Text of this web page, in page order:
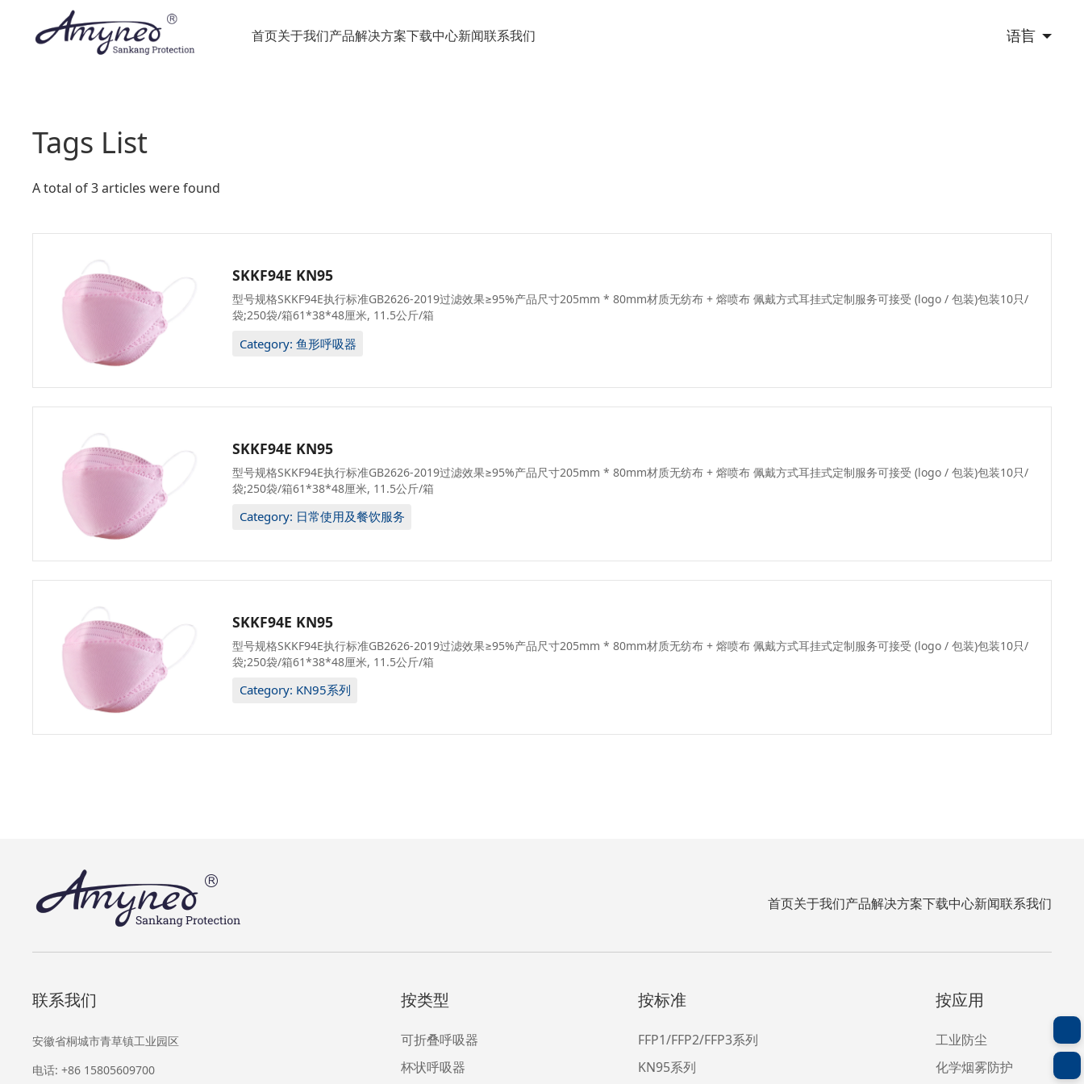
首页关于我们产品解决方案下载中心新闻联系我们 语言
Tags List
A total of 3 articles were found
SKKF94E KN95
型号规格SKKF94E执行标准GB2626-2019过滤效果≥95%产品尺寸205mm * 80mm材质无纺布 + 熔喷布 佩戴方式耳挂式定制服务可接受 (logo / 包装)包装10只/
袋;250袋/箱61*38*48厘米, 11.5公斤/箱
Category: 鱼形呼吸器
SKKF94E KN95
型号规格SKKF94E执行标准GB2626-2019过滤效果≥95%产品尺寸205mm * 80mm材质无纺布 + 熔喷布 佩戴方式耳挂式定制服务可接受 (logo / 包装)包装10只/
袋;250袋/箱61*38*48厘米, 11.5公斤/箱
Category: 日常使用及餐饮服务
SKKF94E KN95
型号规格SKKF94E执行标准GB2626-2019过滤效果≥95%产品尺寸205mm * 80mm材质无纺布 + 熔喷布 佩戴方式耳挂式定制服务可接受 (logo / 包装)包装10只/
袋;250袋/箱61*38*48厘米, 11.5公斤/箱
Category: KN95系列
首页关于我们产品解决方案下载中心新闻联系我们
联系我们
安徽省桐城市青草镇工业园区
电话: +86 15805609700
按类型
可折叠呼吸器
杯状呼吸器
按标准
FFP1/FFP2/FFP3系列
KN95系列
按应用
工业防尘
化学烟雾防护